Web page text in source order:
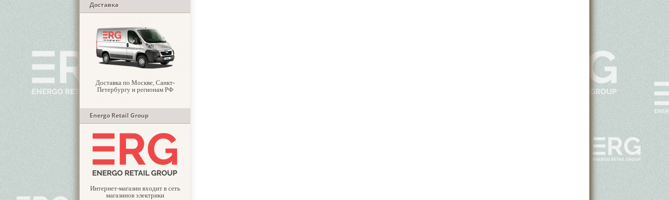
Доставка
Доставка по Москве, Санкт-
Петербургу и регионам РФ
Energo Retail Group
Интернет-магазин входит в сеть
магазинов электрики